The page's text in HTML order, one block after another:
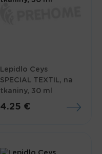
Lepidlo Ceys
SPECIAL TEXTIL, na
tkaniny, 30 ml
4.25 €